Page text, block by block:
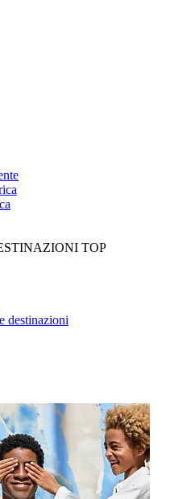
TOP
destinazioni